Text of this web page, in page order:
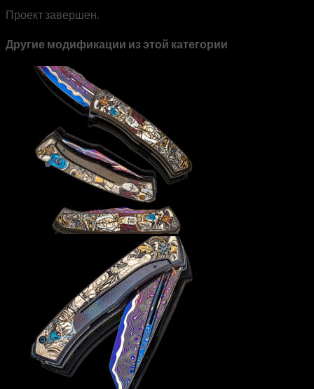
Проект завершен.
Другие модификации из этой категории